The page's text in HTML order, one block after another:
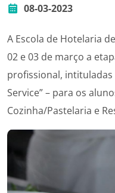
08-03-2023
A Escola de Hotelaria
02 e 03 de março a
profissional, intituladas
Service” – para os
Cozinha/Pastelaria e